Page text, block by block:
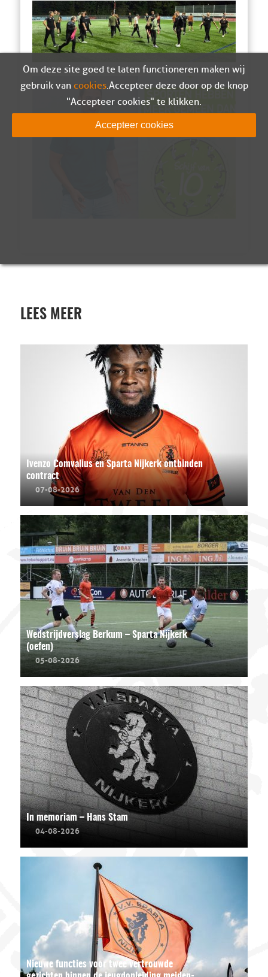
LEES MEER
Ivenzo Comvalius en Sparta Nijkerk ontbinden
contract
07-08-2026
Wedstrijdverslag Berkum – Sparta Nijkerk
(oefen)
05-08-2026
In memoriam – Hans Stam
04-08-2026
Nieuwe functies voor twee vertrouwde
Om deze site goed te laten functioneren maken wij
gebruik van cookies. Accepteer deze door op de knop
"Accepteer cookies" te klikken.
Accepteer cookies